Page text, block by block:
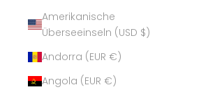
Amerikanische
Überseeinseln (USD $)
Andorra (EUR €)
Angola (EUR €)